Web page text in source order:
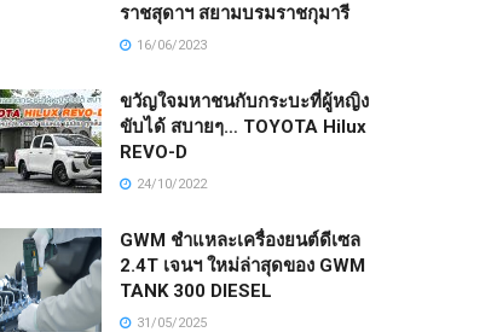
ราชสุดาฯ สยามบรมราชกุมารี
16/06/2023
ขวัญใจมหาชนกับกระบะที่ผู้หญิง
ขับได้ สบายๆ… TOYOTA Hilux
REVO-D
24/10/2022
GWM ชำแหละเครื่องยนต์ดีเซล
2.4T เจนฯ ใหม่ล่าสุดของ GWM
TANK 300 DIESEL
31/05/2025